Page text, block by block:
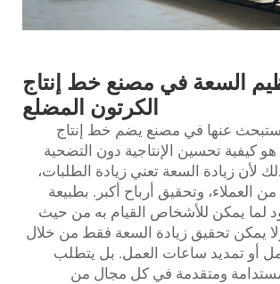
السعة في مصنع خط إنتاج
الكرتون المضلع
ستبحث عنها في مصنع يضم خط إنتاج
كيفية تحسين الإنتاجية دون التضحية
لأن زيادة السعة تعني زيادة الطلبات،
العملاء، وتحقيق أرباح أكبر. بطبيعة
لما يمكن للأشخاص القيام به من حيث
ولا يمكن تحقيق زيادة السعة فقط من خلال
أو تمديد ساعات العمل. بل يتطلب
مستدامة ومتقدمة في كل مجال من